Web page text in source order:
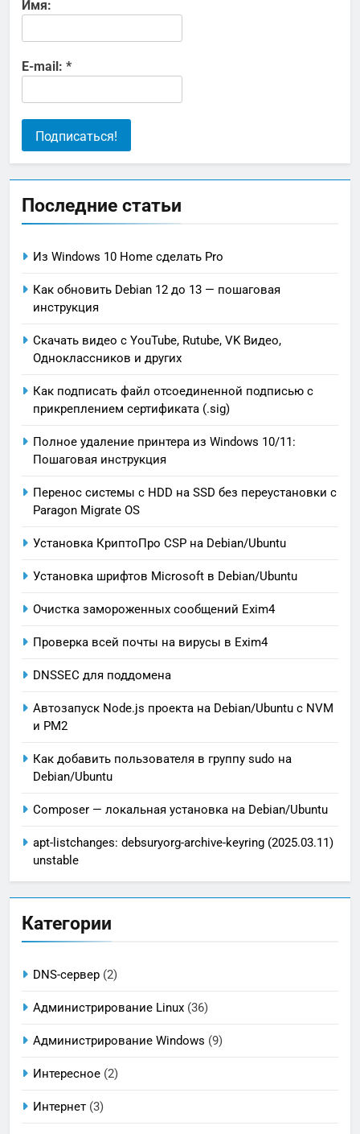
Имя:
E-mail: *
Последние статьи
Из Windows 10 Home сделать Pro
Как обновить Debian 12 до 13 — пошаговая
инструкция
Скачать видео с YouTube, Rutube, VK Видео,
Oдноклассников и других
Как подписать файл отсоединенной подписью с
прикреплением сертификата (.sig)
Полное удаление принтера из Windows 10/11:
Пошаговая инструкция
Перенос системы с HDD на SSD без переустановки с
Paragon Migrate OS
Установка КриптоПро CSP на Debian/Ubuntu
Установка шрифтов Microsoft в Debian/Ubuntu
Очистка замороженных сообщений Exim4
Проверка всей почты на вирусы в Exim4
DNSSEC для поддомена
Автозапуск Node.js проекта на Debian/Ubuntu с NVM
и PM2
Как добавить пользователя в группу sudo на
Debian/Ubuntu
Composer — локальная установка на Debian/Ubuntu
apt-listchanges: debsuryorg-archive-keyring (2025.03.11)
unstable
Категории
DNS-сервер (2)
Администрирование Linux (36)
Администрирование Windows (9)
Интересное (2)
Интернет (3)